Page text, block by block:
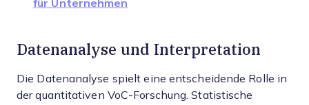
für Unternehmen
Datenanalyse und Interpretation
Die Datenanalyse spielt eine entscheidende Rolle in
der quantitativen VoC-Forschung. Statistische